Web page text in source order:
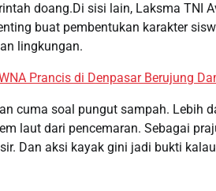
doang.Di sisi lain, Laksma TNI
buat pembentukan karakter
lingkungan.
Prancis di Denpasar Berujung
cuma soal pungut sampah. Lebih
laut dari pencemaran. Sebagai
Dan aksi kayak gini jadi bukti